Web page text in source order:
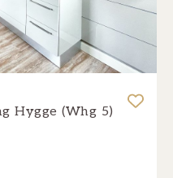
Hygge (Whg 5)